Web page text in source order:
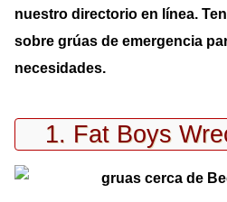
nuestro directorio en línea.
sobre grúas de emergencia
necesidades.
1. Fat Boys